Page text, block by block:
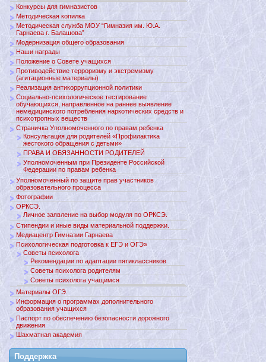
Конкурсы для гимназистов
Методическая копилка
Методическая служба МОУ “Гимназия им. Ю.А.
Гарнаева г. Балашова”
Модернизация общего образования
Наши награды
Положение о Совете учащихся
Противодействие терроризму и экстремизму
(агитационные материалы)
Реализация антикоррупционной политики
Социально-психологическое тестирование
обучающихся, направленное на раннее выявление
немедицинского потребления наркотических средств и
психотропных веществ
Страничка Уполномоченного по правам ребенка
Консультация для родителей «Профилактика
жестокого обращения с детьми»
ПРАВА И ОБЯЗАННОСТИ РОДИТЕЛЕЙ
Уполномоченным при Президенте Российской
Федерации по правам ребенка
Уполномоченный по защите прав участников
образовательного процесса
Фотографии
ОРКСЭ.
Личное заявление на выбор модуля по ОРКСЭ.
Стипендии и иные виды материальной поддержки.
Медиацентр Гимназии Гарнаева
Психологическая подготовка к ЕГЭ и ОГЭ»
Советы психолога
Рекомендации по адаптации пятиклассников
Советы психолога родителям
Советы психолога учащимся
Материалы ОГЭ.
Информация о программах дополнительного
образования учащихся
Паспорт по обеспечению безопасности дорожного
движения
Шахматная академия
Поддержкa